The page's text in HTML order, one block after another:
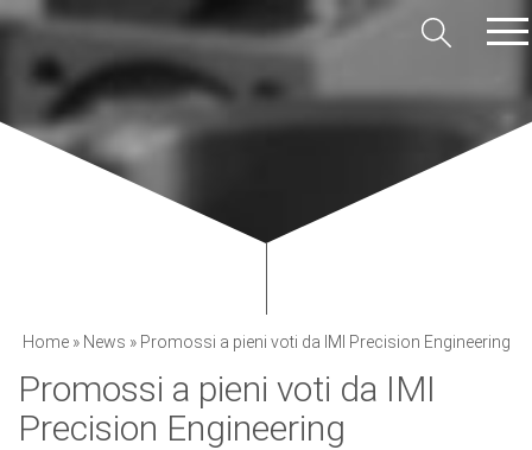
Home» News » Promossi a pieni voti da IMI Precision Engineering
Promossi a pieni voti da IMI
Precision Engineering